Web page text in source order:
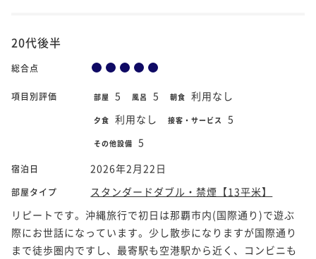
20代後半
総合点
項目別評価 部屋 5 風呂 5 朝食 利用なし
夕食 利用なし 接客・サービス 5
その他設備 5
宿泊日 2026年2月22日
部屋タイプ
スタンダードダブル・禁煙【13平米】
リピートです。沖縄旅行で初日は那覇市内(国際通り)で遊ぶ
際にお世話になっています。少し散歩になりますが国際通り
まで徒歩圏内ですし、最寄駅も空港駅から近く、コンビニも